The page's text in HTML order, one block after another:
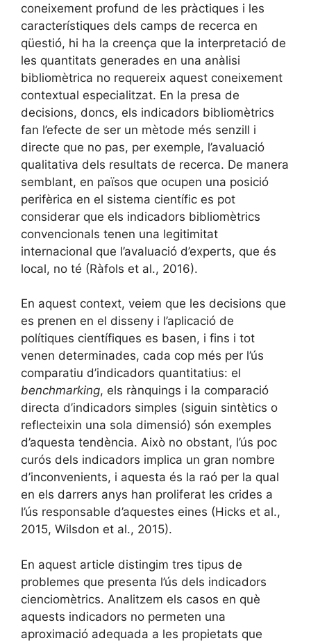
coneixement profund de les pràctiques i les
característiques dels camps de recerca en
qüestió, hi ha la creença que la interpretació de
les quantitats generades en una anàlisi
bibliomètrica no requereix aquest coneixement
contextual especialitzat. En la presa de
decisions, doncs, els indicadors bibliomètrics
fan l’efecte de ser un mètode més senzill i
directe que no pas, per exemple, l’avaluació
qualitativa dels resultats de recerca. De manera
semblant, en països que ocupen una posició
perifèrica en el sistema científic es pot
considerar que els indicadors bibliomètrics
convencionals tenen una legitimitat
internacional que l’avaluació d’experts, que és
local, no té (Ràfols et al., 2016).
En aquest context, veiem que les decisions que
es prenen en el disseny i l’aplicació de
polítiques científiques es basen, i fins i tot
venen determinades, cada cop més per l’ús
comparatiu d’indicadors quantitatius: el
benchmarking, els rànquings i la comparació
directa d’indicadors simples (siguin sintètics o
reflecteixin una sola dimensió) són exemples
d’aquesta tendència. Això no obstant, l’ús poc
curós dels indicadors implica un gran nombre
d’inconvenients, i aquesta és la raó per la qual
en els darrers anys han proliferat les crides a
l’ús responsable d’aquestes eines (Hicks et al.,
2015, Wilsdon et al., 2015).
En aquest article distingim tres tipus de
problemes que presenta l’ús dels indicadors
cienciomètrics. Analitzem els casos en què
aquests indicadors no permeten una
aproximació adequada a les propietats que